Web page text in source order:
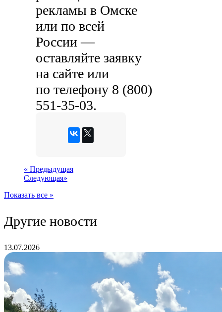
рекламы в Омске
или по всей
России —
оставляйте заявку
на сайте или
по телефону 8 (800)
551-35-03.
« Предыдущая
Следующая»
Показать все »
Другие новости
13.07.2026